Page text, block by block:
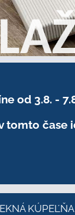
od 3.8. -
KÚPEĽŇA